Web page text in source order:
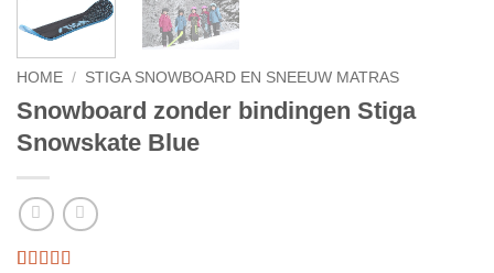
HOME / STIGA SNOWBOARD EN SNEEUW MATRAS
Snowboard zonder bindingen Stiga
Snowskate Blue